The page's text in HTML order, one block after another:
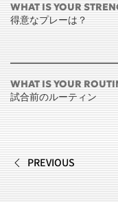
WHAT IS YOUR
得意なプレーは？
WHAT IS YOUR
試合前のルーティン
PREVIOUS